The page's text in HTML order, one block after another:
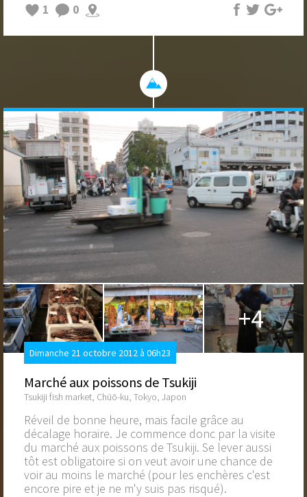
1
0
+4
Dimanche 21 octobre 2012 à 06h23
Marché aux poissons de Tsukiji
Tsukiji fish market, Chūō-ku, Tokyo, Japon
Réveil de bonne heure, mais facile grâce au
décalage horaire. Je commence donc par la visite
du marché aux poissons de Tsukiji. Se lever aussi
tôt est obligatoire si on veut avoir une chance de
voir au moins le marché (pour les enchères c'est
encore pire et je ne m'y suis pas risqué).